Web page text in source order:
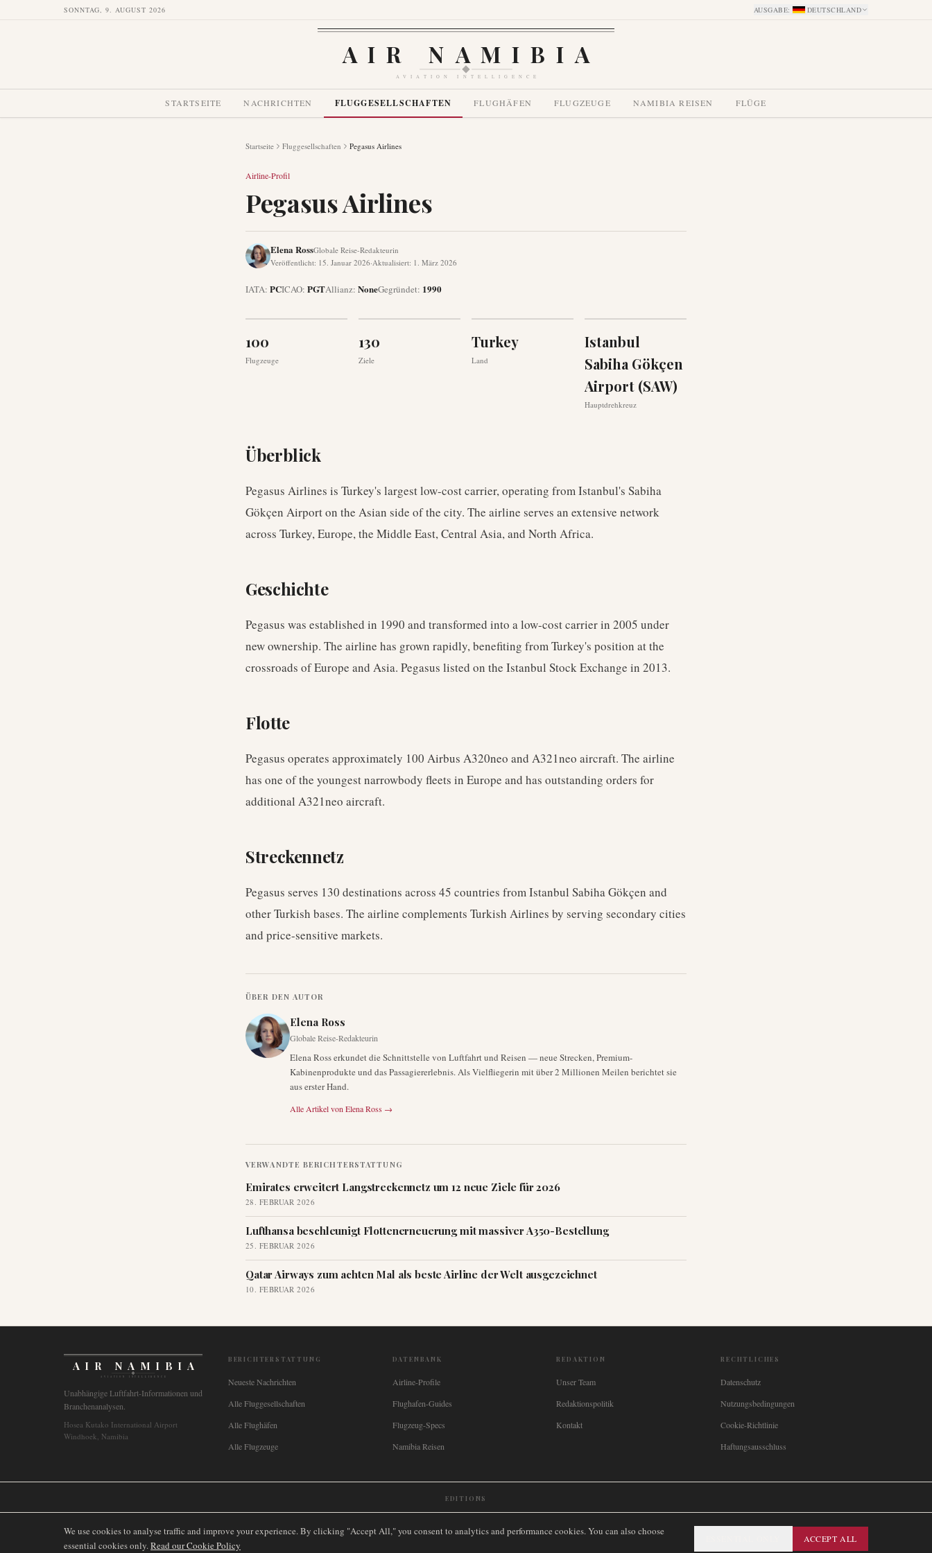
SONNTAG, 9. AUGUST 2026 AUSGABE: DEUTSCHLAND
AIR NAMIBIA
AVIATION INTELLIGENCE
STARTSEITE NACHRICHTEN FLUGGESELLSCHAFTEN FLUGHÄFEN FLUGZEUGE NAMIBIA REISEN FLÜGE
Startseite Fluggesellschaften Pegasus Airlines
Airline-Profil
Pegasus Airlines
Elena RossGlobale Reise-Redakteurin
Veröffentlicht: 15. Januar 2026·Aktualisiert: 1. März 2026
IATA: PCICAO: PGTAllianz: NoneGegründet: 1990
100
Flugzeuge
130
Ziele
Turkey
Land
Istanbul
Sabiha Gökçen
Airport (SAW)
Hauptdrehkreuz
Überblick
Pegasus Airlines is Turkey's largest low-cost carrier, operating from Istanbul's Sabiha
Gökçen Airport on the Asian side of the city. The airline serves an extensive network
across Turkey, Europe, the Middle East, Central Asia, and North Africa.
Geschichte
Pegasus was established in 1990 and transformed into a low-cost carrier in 2005 under
new ownership. The airline has grown rapidly, benefiting from Turkey's position at the
crossroads of Europe and Asia. Pegasus listed on the Istanbul Stock Exchange in 2013.
Flotte
Pegasus operates approximately 100 Airbus A320neo and A321neo aircraft. The airline
has one of the youngest narrowbody fleets in Europe and has outstanding orders for
additional A321neo aircraft.
Streckennetz
Pegasus serves 130 destinations across 45 countries from Istanbul Sabiha Gökçen and
other Turkish bases. The airline complements Turkish Airlines by serving secondary cities
and price-sensitive markets.
ÜBER DEN AUTOR
Elena Ross
Globale Reise-Redakteurin
Elena Ross erkundet die Schnittstelle von Luftfahrt und Reisen — neue Strecken, Premium-
Kabinenprodukte und das Passagiererlebnis. Als Vielfliegerin mit über 2 Millionen Meilen berichtet sie
aus erster Hand.
Alle Artikel von Elena Ross →
VERWANDTE BERICHTERSTATTUNG
Emirates erweitert Langstreckennetz um 12 neue Ziele für 2026
28. FEBRUAR 2026
Lufthansa beschleunigt Flottenerneuerung mit massiver A350-Bestellung
25. FEBRUAR 2026
Qatar Airways zum achten Mal als beste Airline der Welt ausgezeichnet
10. FEBRUAR 2026
AIR NAMIBIA
AVIATION INTELLIGENCE
Unabhängige Luftfahrt-Informationen und
Branchenanalysen.
Hosea Kutako International Airport
Windhoek, Namibia
BERICHTERSTATTUNG
Neueste Nachrichten
Alle Fluggesellschaften
Alle Flughäfen
Alle Flugzeuge
DATENBANK
Airline-Profile
Flughafen-Guides
Flugzeug-Specs
Namibia Reisen
REDAKTION
Unser Team
Redaktionspolitik
Kontakt
RECHTLICHES
Datenschutz
Nutzungsbedingungen
Cookie-Richtlinie
Haftungsausschluss
EDITIONS
©2026AIRNAMIBIA MEDIA.ALLE RECHTE VORBEHALTEN. SITEMAP
We use cookies to analyse traffic and improve your experience. By clicking "Accept All," you consent to analytics and performance cookies. You can also choose
essential cookies only.Read our Cookie Policy
ACCEPT ALL